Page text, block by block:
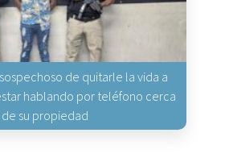
de quitarle la vida a
hablando por teléfono cerca
de su propiedad